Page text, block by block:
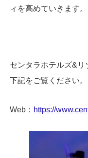
ィを高めていきます。
センタラホテルズ&
下記をご覧ください。
Web： https://